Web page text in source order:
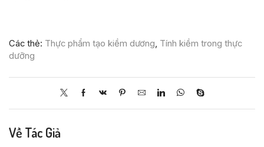
Các thẻ: Thực phẩm tạo kiềm dương, Tính kiềm trong thực
dưỡng
Về Tác Giả